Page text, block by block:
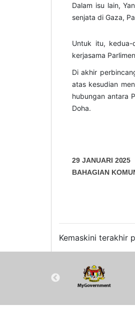
Dalam isu lain,
senjata di Gaza,
Untuk itu, kedua-
kerjasama
Di akhir
atas kesudian
hubungan antara
Doha.
29 JANUARI 2025
BAHAGIAN
Kemaskini terakhir